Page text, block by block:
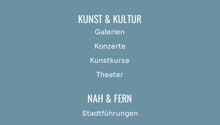
KUNST & KULTUR
Galerien
Konzerte
Kunstkurse
Theater
NAH & FERN
Stadtführungen